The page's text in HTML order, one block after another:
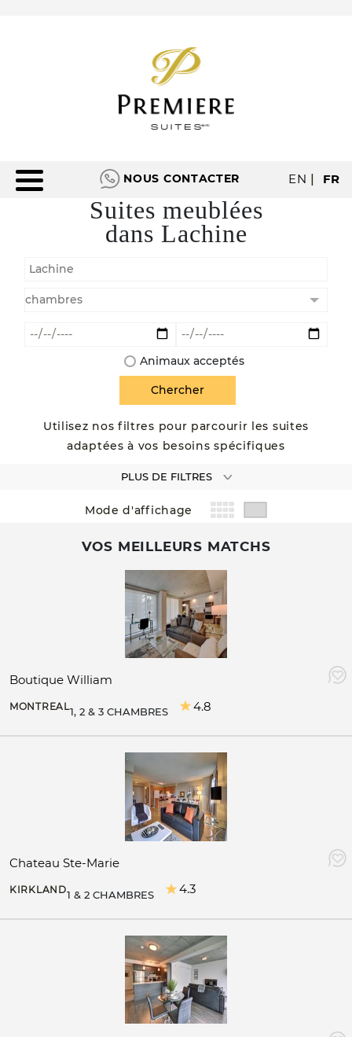
EN | FR
NOUS CONTACTER
Suites meublées
dans Lachine
Utilisez nos filtres pour parcourir les suites
adaptées à vos besoins spécifiques
PLUS DE FILTRES
Animaux acceptés
Mode d'affichage
VOS MEILLEURS MATCHS
Boutique William
MONTREAL1, 2 & 3 CHAMBRES 4.8
Chateau Ste-Marie
KIRKLAND1 & 2 CHAMBRES 4.3